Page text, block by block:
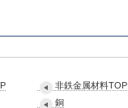
非鉄金属材料TOP
銅